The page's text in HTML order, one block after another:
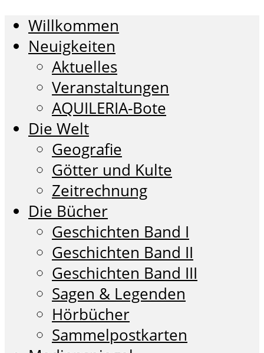
Willkommen
Neuigkeiten
Aktuelles
Veranstaltungen
AQUILERIA-Bote
Die Welt
Geografie
Götter und Kulte
Zeitrechnung
Die Bücher
Geschichten Band I
Geschichten Band II
Geschichten Band III
Sagen & Legenden
Hörbücher
Sammelpostkarten